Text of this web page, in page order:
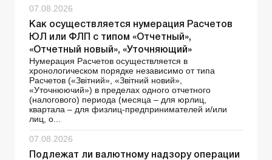
07.08.2026
Как осуществляется нумерация Расчетов
ЮЛ или ФЛП с типом «Отчетный»,
«Отчетный новый», «Уточняющий»
Нумерация Расчетов осуществляется в
хронологическом порядке независимо от типа
Расчетов («Звітний», «Звітний новий»,
«Уточнюючий») в пределах одного отчетного
(налогового) периода (месяца – для юрлиц,
квартала – для физлиц-предпринимателей и/или
лиц, о...
07.08.2026
Подлежат ли валютному надзору операции